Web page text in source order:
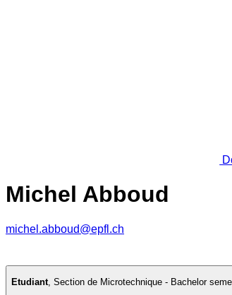
Michel Abboud
michel.abboud@epfl.ch
Etudiant, Section de Microtechnique - Bachelor